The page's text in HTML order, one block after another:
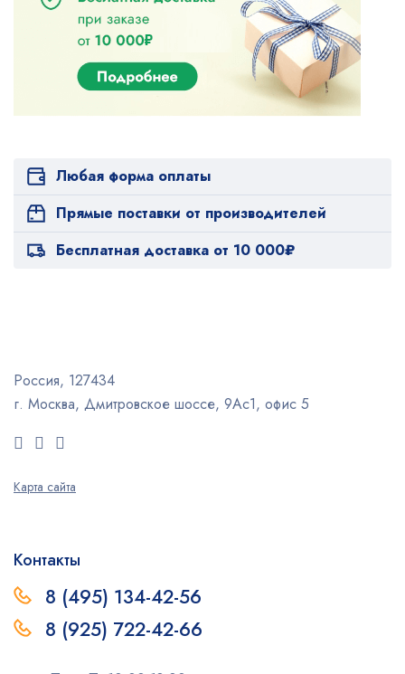
Любая форма оплаты
Прямые поставки от производителей
Бесплатная доставка от 10 000₽
Россия, 127434
г. Москва, Дмитровское шоссе, 9Ас1, офис 5
Карта сайта
Контакты
8 (495) 134-42-56
8 (925) 722-42-66